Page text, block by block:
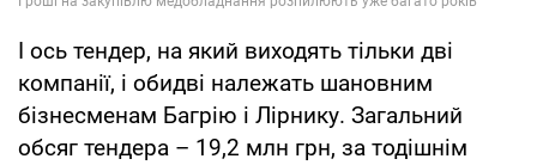
І ось тендер, на який виходять тільки дві
компанії, і обидві належать шановним
бізнесменам Багрію і Лірнику. Загальний
обсяг тендера – 19,2 млн грн, за тодішнім